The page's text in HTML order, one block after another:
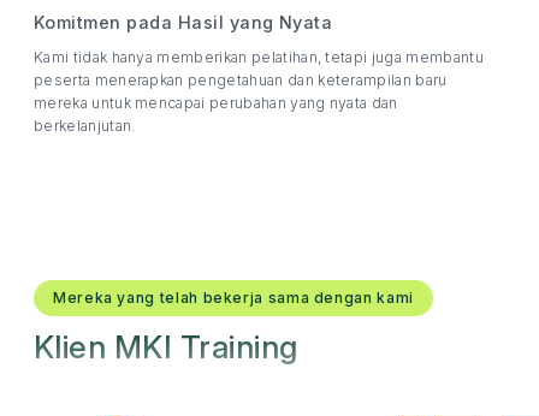
Komitmen pada Hasil yang Nyata
Kami tidak hanya memberikan pelatihan, tetapi juga membantu
peserta menerapkan pengetahuan dan keterampilan baru
mereka untuk mencapai perubahan yang nyata dan
berkelanjutan.
Mereka yang telah bekerja sama dengan kami
Klien MKI Training